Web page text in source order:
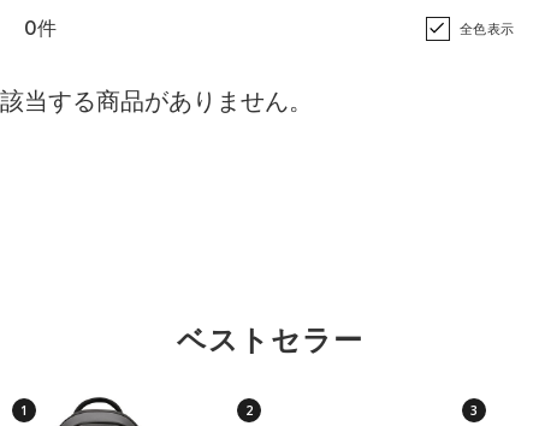
0件 全色表示
該当する商品がありません。
ベストセラー
1 2 3